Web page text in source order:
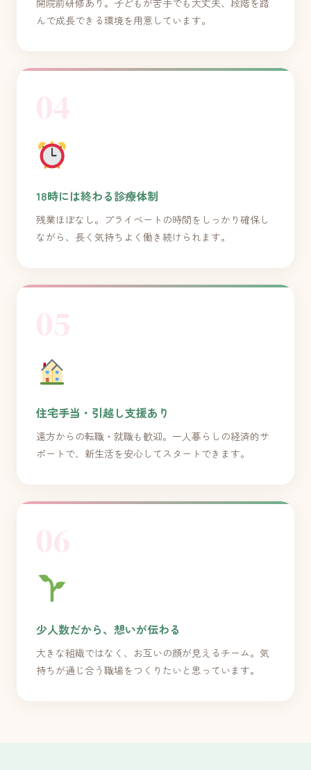
開院前研修あり。子どもが苦手でも大丈夫、段階を踏
んで成長できる環境を用意しています。
18時には終わる診療体制
残業ほぼなし。プライベートの時間をしっかり確保し
ながら、長く気持ちよく働き続けられます。
住宅手当・引越し支援あり
遠方からの転職・就職も歓迎。一人暮らしの経済的サ
ポートで、新生活を安心してスタートできます。
少人数だから、想いが伝わる
大きな組織ではなく、お互いの顔が見えるチーム。気
持ちが通じ合う職場をつくりたいと思っています。